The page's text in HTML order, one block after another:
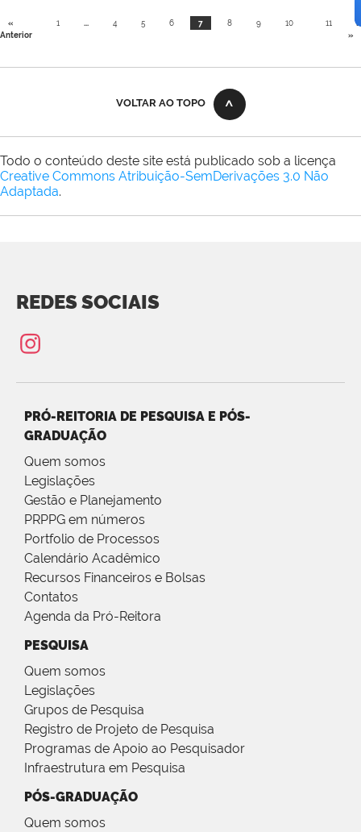
«
Anterior
1 ... 4 5 6 7 8 9 10 11
»
VOLTAR AO TOPO
Todo o conteúdo deste site está publicado sob a licença
Creative Commons Atribuição-SemDerivações 3.0 Não
Adaptada.
REDES SOCIAIS
PRÓ-REITORIA DE PESQUISA E PÓS-
GRADUAÇÃO
Quem somos
Legislações
Gestão e Planejamento
PRPPG em números
Portfolio de Processos
Calendário Acadêmico
Recursos Financeiros e Bolsas
Contatos
Agenda da Pró-Reitora
PESQUISA
Quem somos
Legislações
Grupos de Pesquisa
Registro de Projeto de Pesquisa
Programas de Apoio ao Pesquisador
Infraestrutura em Pesquisa
PÓS-GRADUAÇÃO
Quem somos